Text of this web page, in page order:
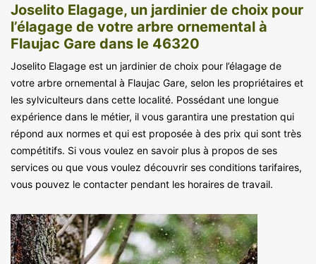
Joselito Elagage, un jardinier de choix pour
l’élagage de votre arbre ornemental à
Flaujac Gare dans le 46320
Joselito Elagage est un jardinier de choix pour l’élagage de
votre arbre ornemental à Flaujac Gare, selon les propriétaires et
les sylviculteurs dans cette localité. Possédant une longue
expérience dans le métier, il vous garantira une prestation qui
répond aux normes et qui est proposée à des prix qui sont très
compétitifs. Si vous voulez en savoir plus à propos de ses
services ou que vous voulez découvrir ses conditions tarifaires,
vous pouvez le contacter pendant les horaires de travail.